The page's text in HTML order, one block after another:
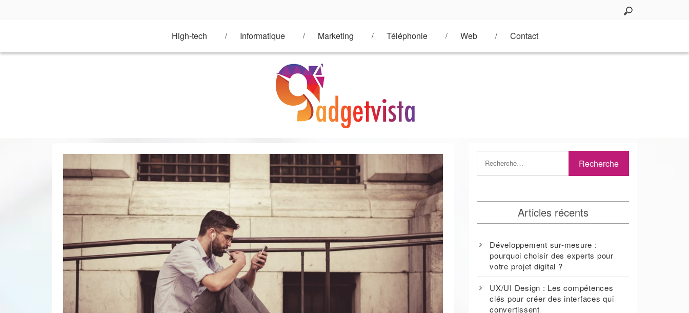
High-tech Informatique Marketing Téléphonie Web Contact
Articles récents
Développement sur-mesure :
pourquoi choisir des experts pour
votre projet digital ?
UX/UI Design : Les compétences
clés pour créer des interfaces qui
convertissent